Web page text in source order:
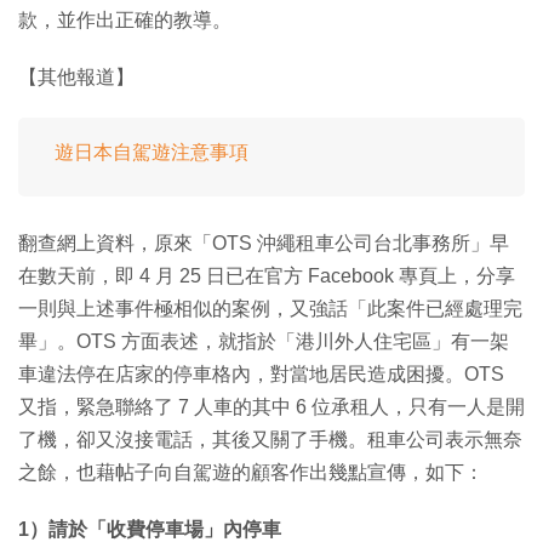
款，並作出正確的教導。
【其他報道】
遊日本自駕遊注意事項
翻查網上資料，原來「OTS 沖繩租車公司台北事務所」早
在數天前，即 4 月 25 日已在官方 Facebook 專頁上，分享
一則與上述事件極相似的案例，又強話「此案件已經處理完
畢」。OTS 方面表述，就指於「港川外人住宅區」有一架
車違法停在店家的停車格內，對當地居民造成困擾。OTS
又指，緊急聯絡了 7 人車的其中 6 位承租人，只有一人是開
了機，卻又沒接電話，其後又關了手機。租車公司表示無奈
之餘，也藉帖子向自駕遊的顧客作出幾點宣傳，如下：
1）請於「收費停車場」內停車